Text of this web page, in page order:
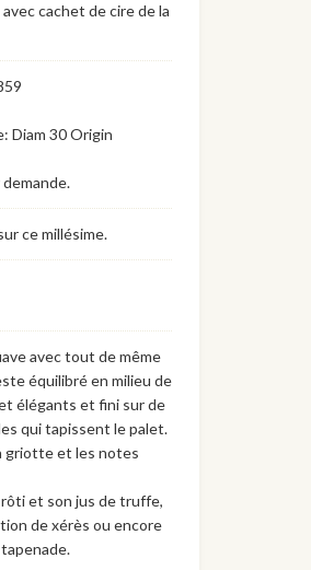
cachet de cire de la
Diam 30 Origin
ce millésime.
avec tout de même
équilibré en milieu de
élégants et fini sur de
qui tapissent le palet.
griotte et les notes
et son jus de truffe,
de xérès ou encore